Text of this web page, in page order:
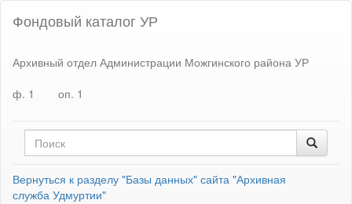
Фондовый каталог УР
Архивный отдел Администрации Можгинского района УР
ф. 1
оп. 1
Вернуться к разделу "Базы данных" сайта "Архивная
служба Удмуртии"